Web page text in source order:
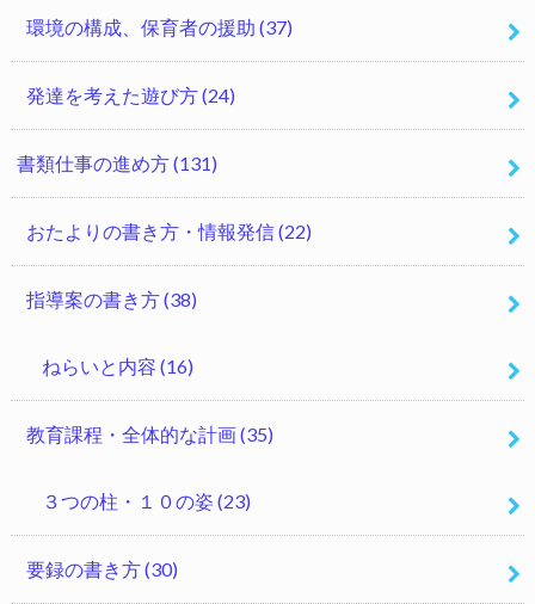
環境の構成、保育者の援助 (37)
発達を考えた遊び方(24)
書類仕事の進め方(131)
おたよりの書き方・情報発信(22)
指導案の書き方(38)
ねらいと内容 (16)
教育課程・全体的な計画(35)
３つの柱・１０の姿(23)
要録の書き方(30)